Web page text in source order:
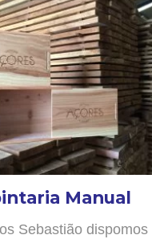
Manual
Sebastião dispomos